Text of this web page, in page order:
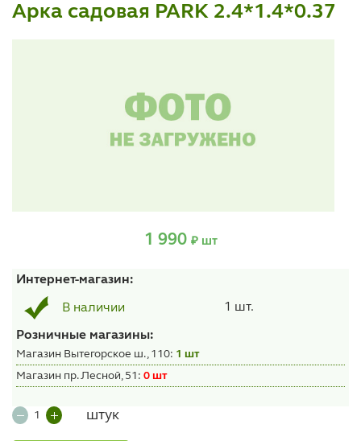
Арка садовая PARK 2.4*1.4*0.37
1 990 ₽ шт
Интернет-магазин:
В наличии 1 шт.
Розничные магазины:
Магазин Вытегорское ш., 110: 1 шт
Магазин пр. Лесной, 51: 0 шт
штук